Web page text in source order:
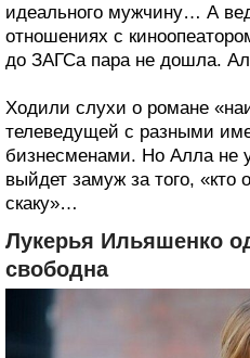
идеального мужчину… А
отношениях с
до ЗАГСа пара не дошла.
Ходили слухи о романе
телеведущей с разными
бизнесменами. Но Алла не
выйдет замуж за того, «кто
скаку»…
Лукерья Ильяшенко
свободна